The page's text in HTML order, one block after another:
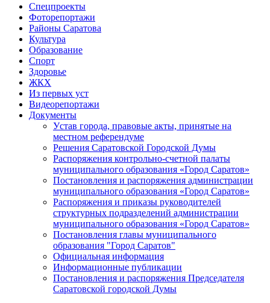
Спецпроекты
Фоторепортажи
Районы Саратова
Культура
Образование
Спорт
Здоровье
ЖКХ
Из пеpвых уст
Видеорепортажи
Документы
Уcтав города, правовые акты, принятые на
местном референдуме
Решения Саратовской Городской Думы
Распоряжения контрольно-счетной палаты
муниципального образования «Город Саратов»
Постановления и распоряжения администрации
муниципального образования «Город Саратов»
Распоряжения и приказы руководителей
структурных подразделений администрации
муниципального образования «Город Саратов»
Постановления главы муниципального
образования "Город Саратов"
Официальная информация
Информационные публикации
Постановления и распоряжения Председателя
Саратовской городской Думы